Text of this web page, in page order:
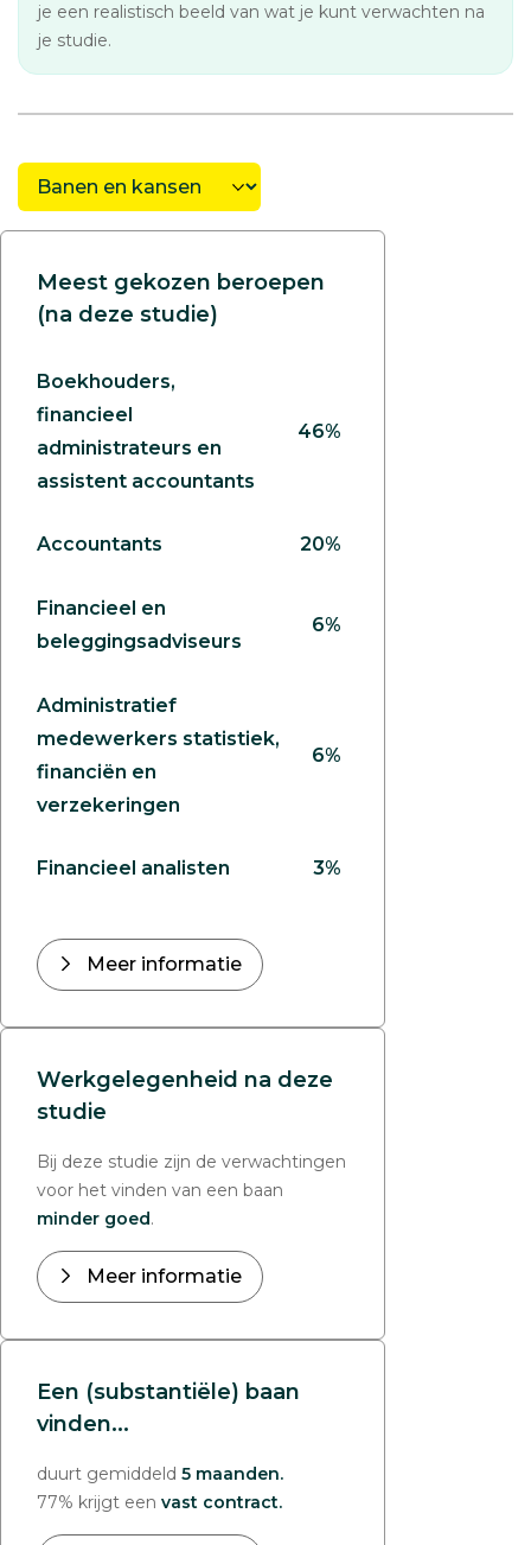
je een realistisch beeld van wat je kunt verwachten na
je studie.
Meest gekozen beroepen
(na deze studie)
Boekhouders,
financieel
administrateurs en
assistent accountants
46%
Accountants 20%
Financieel en
beleggingsadviseurs
6%
Administratief
medewerkers statistiek,
financiën en
verzekeringen
6%
Financieel analisten 3%
Meer informatie
Werkgelegenheid na deze
studie
Bij deze studie zijn de verwachtingen
voor het vinden van een baan
minder goed.
Meer informatie
Een (substantiële) baan
vinden...
duurt gemiddeld 5 maanden.
77% krijgt een vast contract.